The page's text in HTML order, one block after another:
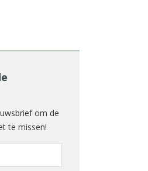
om de
te missen!